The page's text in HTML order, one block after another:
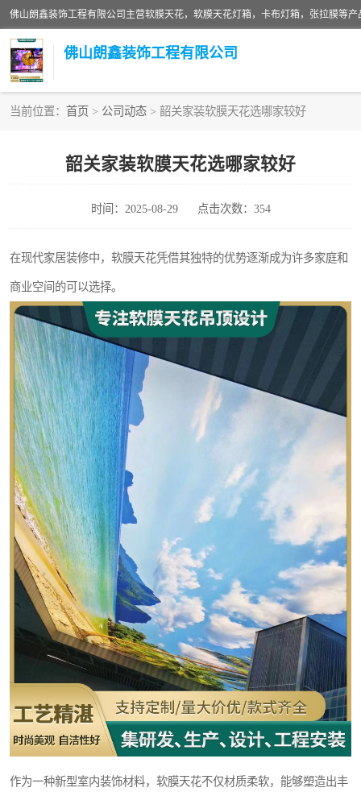
佛山朗鑫装饰工程有限公司
当前位置： 首页 > 公司动态 > 韶关家装软膜天花选哪家较好
韶关家装软膜天花选哪家较好
时间：2025-08-29 点击次数：354
在现代家居装修中，软膜天花凭借其独特的优势逐渐成为许多家庭和
商业空间的可以选择。
作为一种新型室内装饰材料，软膜天花不仅材质柔软，能够塑造出丰